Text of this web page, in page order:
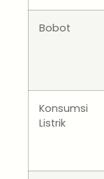
Bobot
Konsumsi
Listrik